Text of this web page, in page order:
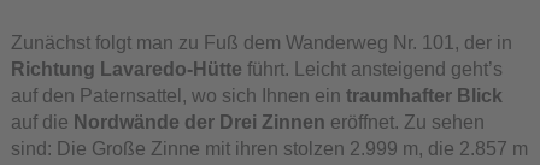
Zunächst folgt man zu Fuß dem Wanderweg Nr. 101, der in
Richtung Lavaredo-Hütte führt. Leicht ansteigend geht’s
auf den Paternsattel, wo sich Ihnen ein traumhafter Blick
auf die Nordwände der Drei Zinnen eröffnet. Zu sehen
sind: Die Große Zinne mit ihren stolzen 2.999 m, die 2.857 m